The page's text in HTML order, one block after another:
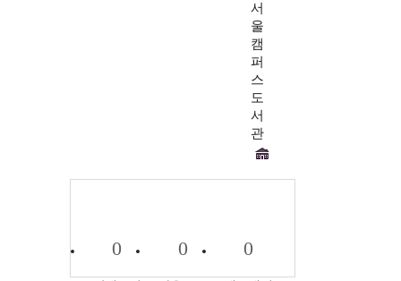
서
울
캠
퍼
스
도
서
관
0 0 0